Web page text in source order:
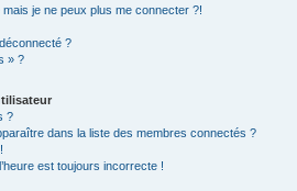
je ne peux plus me connecter ?!
?
» ?
?
dans la liste des membres connectés ?
est toujours incorrecte !